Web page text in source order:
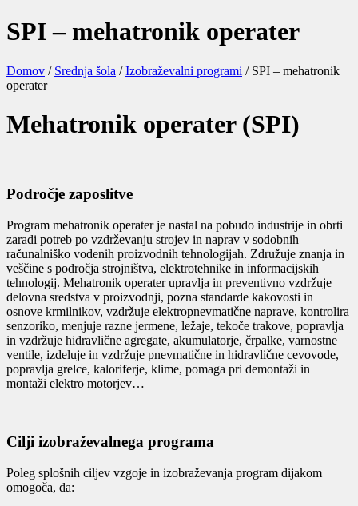
SPI – mehatronik operater
Domov / Srednja šola /Izobraževalni programi / SPI – mehatronik
operater
Mehatronik operater (SPI)
Področje zaposlitve
Program mehatronik operater je nastal na pobudo industrije in obrti
zaradi potreb po vzdrževanju strojev in naprav v sodobnih
računalniško vodenih proizvodnih tehnologijah. Združuje znanja in
veščine s področja strojništva, elektrotehnike in informacijskih
tehnologij. Mehatronik operater upravlja in preventivno vzdržuje
delovna sredstva v proizvodnji, pozna standarde kakovosti in
osnove krmilnikov, vzdržuje elektropnevmatične naprave, kontrolira
senzoriko, menjuje razne jermene, ležaje, tekoče trakove, popravlja
in vzdržuje hidravlične agregate, akumulatorje, črpalke, varnostne
ventile, izdeluje in vzdržuje pnevmatične in hidravlične cevovode,
popravlja grelce, kaloriferje, klime, pomaga pri demontaži in
montaži elektro motorjev…
Cilji izobraževalnega programa
Poleg splošnih ciljev vzgoje in izobraževanja program dijakom
omogoča, da: